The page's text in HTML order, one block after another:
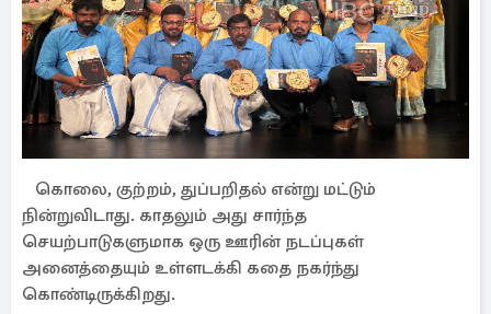
கொலை, குற்றம், துப்பறிதல் என்று மட்டும்
நின்றுவிடாது. காதலும் அது சார்ந்த
செயற்பாடுகளுமாக ஒரு ஊரின் நடப்புகள்
அனைத்தையும் உள்ளடக்கி கதை நகர்ந்து
கொண்டிருக்கிறது.